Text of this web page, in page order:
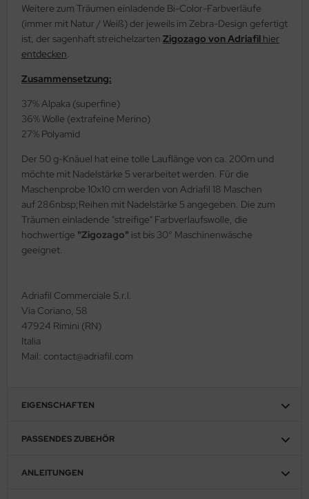
Weitere zum Träumen einladende Bi-Color-Farbverläufe
(immer mit Natur / Weiß) der jeweils im Zebra-Design gefertigt
ist, der sagenhaft streichelzarten Zigozago von Adriafil hier
entdecken.
Zusammensetzung:
37% Alpaka (superfine)
36% Wolle (extrafeine Merino)
27% Polyamid
Der 50 g-Knäuel hat eine tolle Lauflänge von ca. 200m und
möchte mit Nadelstärke 5 verarbeitet werden. Für die
Maschenprobe 10x10 cm werden von Adriafil 18 Maschen
auf 286nbsp;Reihen mit Nadelstärke 5 angegeben. Die zum
Träumen einladende "streifige" Farbverlaufswolle, die
hochwertige "Zigozago" ist bis 30° Maschinenwäsche
geeignet.
Adriafil Commerciale S.r.l.
Via Coriano, 58
47924 Rimini (RN)
Italia
Mail: contact@adriafil.com
EIGENSCHAFTEN
PASSENDES ZUBEHÖR
ANLEITUNGEN